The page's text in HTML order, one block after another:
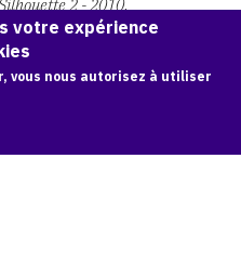
, OAM.ark:38997/o16f
k3
votre expérience
vous nous autorisez à utiliser